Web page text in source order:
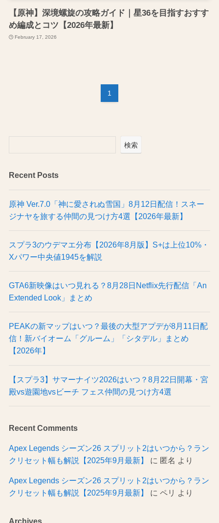
【原神】深境螺旋の攻略ガイド｜星36を目指すおすす
め編成とコツ【2026年最新】
February 17, 2026
1
検索
Recent Posts
原神 Ver.7.0「神に愛されぬ雪国」8月12日配信！スネー
ジナヤを旅する仲間の見つけ方4選【2026年最新】
スプラ3のウデマエ分布【2026年8月版】S+は上位10%・
Xパワー中央値1945を解説
GTA6新映像はいつ見れる？8月28日Netflix先行配信「An
Extended Look」まとめ
PEAKの新マップはいつ？最後の大型アプデが8月11日配
信！新バイオーム「グルーム」「シタデル」まとめ
【2026年】
【スプラ3】サマーナイツ2026はいつ？8月22日開幕・宮
殿vs遊園地vsビーチ フェス仲間の見つけ方4選
Recent Comments
Apex Legends シーズン26 スプリット2はいつから？ラン
クリセット幅も解説【2025年9月最新】
に 匿名 より
Apex Legends シーズン26 スプリット2はいつから？ラン
クリセット幅も解説【2025年9月最新】
に ペリ より
Archives